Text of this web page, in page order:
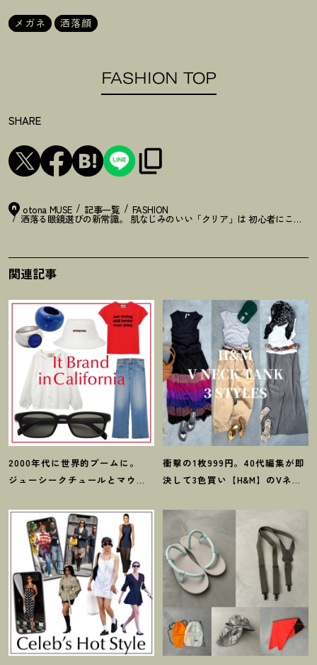
メガネ 洒落顔
FASHION TOP
SHARE
otona MUSE 記事一覧 FASHION
洒落る眼鏡選びの新常識。 肌なじみのいい「クリア」は 初心者にこそオ
関連記事
2000年代に世界的ブームに。
ジューシークチュールとマウ
ド】6選
衝撃の1枚999円。40代編集が即
決して3色買い【H&M】のVネッ
3選